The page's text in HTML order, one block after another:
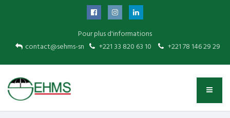
Pour plus d'informations
contact@sehms-sn
+221 33 820 63 10 +221 78 146 29 29